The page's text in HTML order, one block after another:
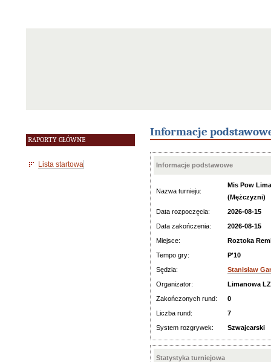
RAPORTY GŁÓWNE
Lista startowa
Informacje
Informacje podstawowe
Nazwa turnieju:
Mis Pow
(Mężczyzni)
Data rozpoczęcia:
2026-08-15
Data zakończenia:
2026-08-15
Miejsce:
Roztoka
Tempo gry:
P'10
Sędzia:
Stanisław
Organizator:
Limanowa
Zakończonych rund:
0
Liczba rund:
7
System rozgrywek:
Szwajcarski
Statystyka turniejowa